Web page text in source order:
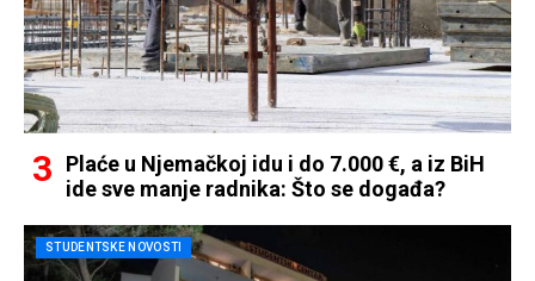
Plaće u Njemačkoj idu i do 7.000 €, a iz BiH
ide sve manje radnika: Što se događa?
STUDENTSKE NOVOSTI